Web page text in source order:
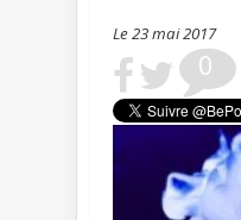
Le 23 mai 2017
0